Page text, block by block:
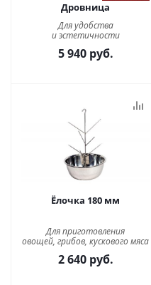
Дровница
Для удобства
и эстетичности
5 940руб.
Ёлочка 180 мм
Для приготовления
овощей, грибов, кускового мяса
2 640руб.